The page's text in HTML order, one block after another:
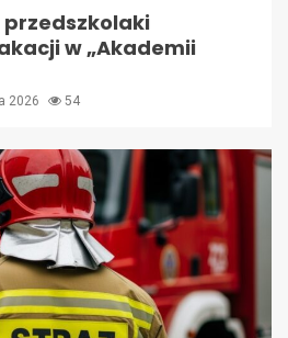
przedszkolaki
w „Akademii
2026 54